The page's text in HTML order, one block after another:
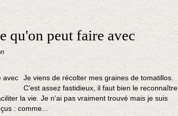
qu'on peut faire avec
Je viens de récolter mes graines de tomatillos.
C'est assez fastidieux, il faut bien le reconnaître.
la vie. Je n'ai pas vraiment trouvé mais je suis
: comme...